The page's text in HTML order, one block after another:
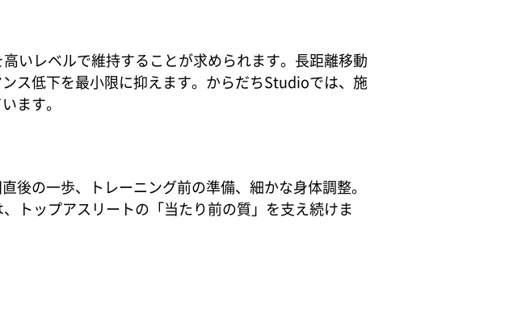
いレベルで維持することが求められます。長距離移動
ス低下を最小限に抑えます。からだちStudioでは、施
ます。
後の一歩、トレーニング前の準備、細かな身体調整。
トップアスリートの「当たり前の質」を支え続けま